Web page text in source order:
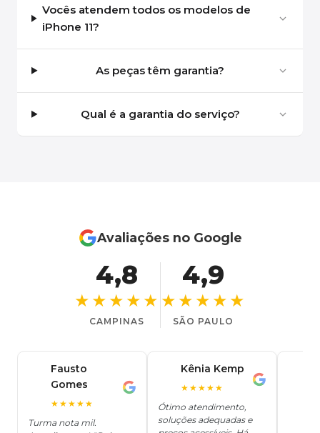
Vocês atendem todos os modelos de
iPhone 11?
As peças têm garantia?
Qual é a garantia do serviço?
Avaliações no Google
4,8
★★★★★
CAMPINAS
4,9
★★★★★
SÃO PAULO
Fausto
Gomes
★★★★★
Turma nota mil.
Kênia Kemp
★★★★★
Ótimo atendimento,
soluções adequadas e